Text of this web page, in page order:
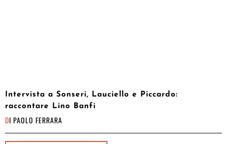
Intervista a Sonseri, Lauciello e Piccardo:
raccontare Lino Banfi
DI PAOLO FERRARA